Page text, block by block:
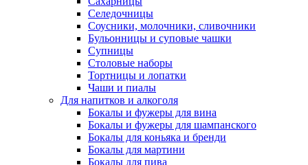
Селедочницы
Соусники, молочники, сливочники
Бульонницы и суповые чашки
Супницы
Столовые наборы
Тортницы и лопатки
Чаши и пиалы
Для напитков и алкоголя
Бокалы и фужеры для вина
Бокалы и фужеры для шампанского
Бокалы для коньяка и бренди
Бокалы для мартини
Бокалы для пива